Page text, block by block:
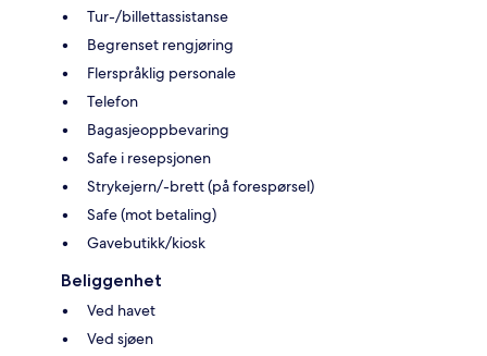
Tur-/billettassistanse
Begrenset rengjøring
Flerspråklig personale
Telefon
Bagasjeoppbevaring
Safe i resepsjonen
Strykejern/-brett (på forespørsel)
Safe (mot betaling)
Gavebutikk/kiosk
Beliggenhet
Ved havet
Ved sjøen